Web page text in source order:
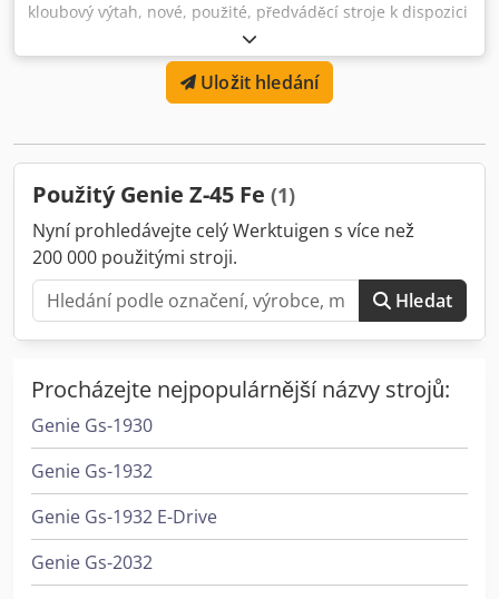
kloubový výtah, nové, použité, předváděcí stroje k dispozici
Uložit hledání
Použitý Genie Z-45 Fe (1)
Nyní prohledávejte celý Werktuigen s více než
200 000 použitými stroji.
Hledat
Procházejte nejpopulárnější názvy strojů:
Genie Gs-1930
Genie Gs-1932
Genie Gs-1932 E-Drive
Genie Gs-2032